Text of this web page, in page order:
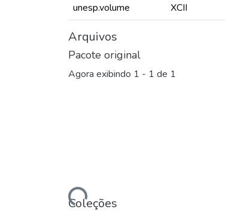
unesp.volume
XCII
Arquivos
Pacote original
Agora exibindo 1 - 1 de 1
Carregando...Coleções